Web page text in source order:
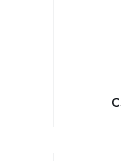
Palackok forma szerint